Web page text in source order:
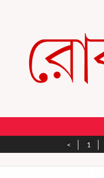
< 1